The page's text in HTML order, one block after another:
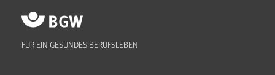
FÜR EIN GESUNDES BERUFSLEBEN